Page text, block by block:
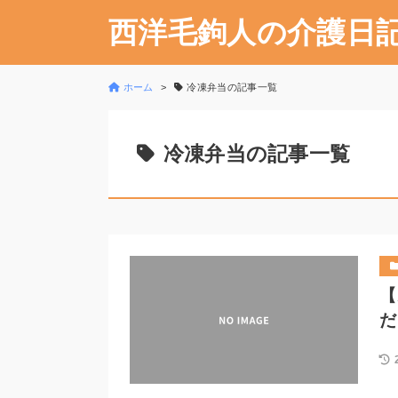
西洋毛鉤人の介護日
ホーム 冷凍弁当の記事一覧
冷凍弁当の記事一覧